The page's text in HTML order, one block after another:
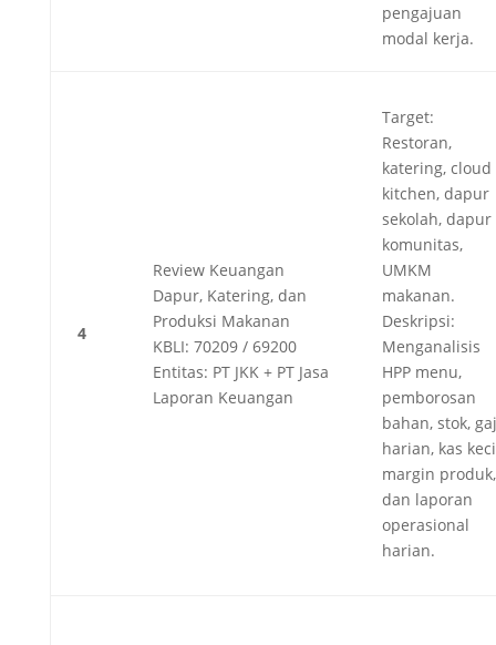
pengajuan
modal kerja.
4
Review Keuangan
Dapur, Katering, dan
Produksi Makanan
KBLI: 70209 / 69200
Entitas: PT JKK + PT Jasa
Laporan Keuangan
Target:
Restoran,
katering, cloud
kitchen, dapur
sekolah, dapur
komunitas,
UMKM
makanan.
Deskripsi:
Menganalisis
HPP menu,
pemborosan
bahan, stok,
harian, kas
margin produk,
dan laporan
operasional
harian.